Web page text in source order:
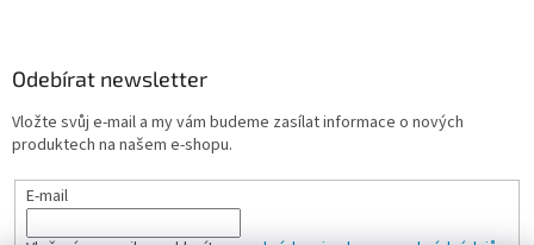
Odebírat newsletter
Vložte svůj e-mail a my vám budeme zasílat informace o nových
produktech na našem e-shopu.
E-mail